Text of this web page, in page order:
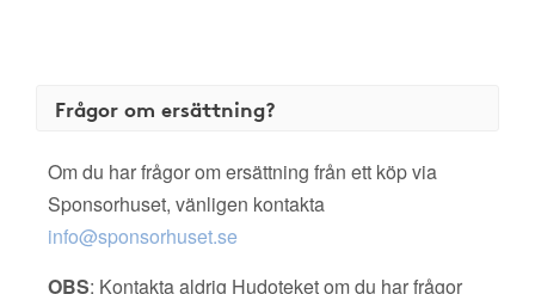
Frågor om ersättning?
Om du har frågor om ersättning från ett köp via
Sponsorhuset, vänligen kontakta
info@sponsorhuset.se
OBS: Kontakta aldrig Hudoteket om du har frågor